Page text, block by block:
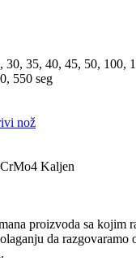
30, 35, 40, 45, 50, 100,
550 seg
nož
Kaljen
proizvoda sa kojim
da razgovaramo